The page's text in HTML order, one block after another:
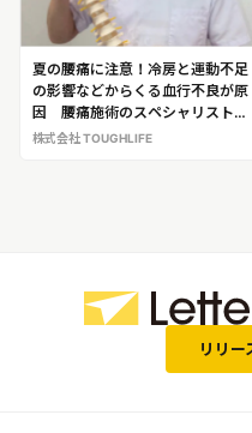
夏の腰痛に注意！冷房と運動不足
の影響などからくる血行不良が原
因 腰痛施術のスペシャリストが
警鐘を鳴らす、夏季に増加する腰
株式会社 TOUGHLIFE
リリー